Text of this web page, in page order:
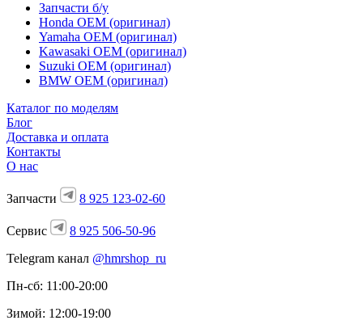
Запчасти б/у
Honda OEM (оригинал)
Yamaha OEM (оригинал)
Kawasaki OEM (оригинал)
Suzuki OEM (оригинал)
BMW OEM (оригинал)
Каталог по моделям
Блог
Доставка и оплата
Контакты
О нас
Запчасти 8 925 123-02-60
Сервис
8 925 506-50-96
Telegram канал @hmrshop_ru
Пн-сб: 11:00-20:00
Зимой: 12:00-19:00